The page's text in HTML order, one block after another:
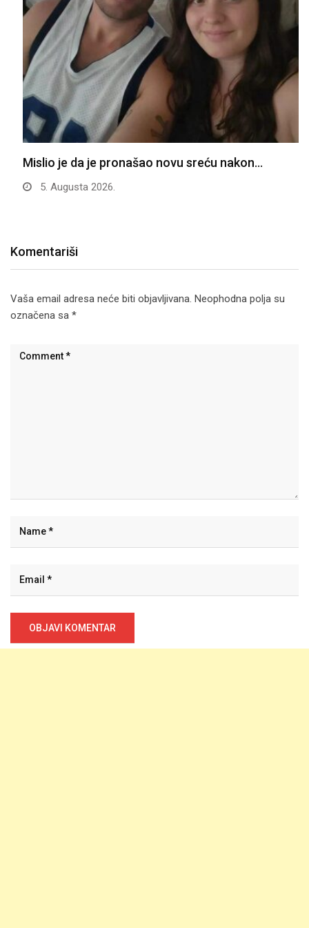
Mislio je da je pronašao novu sreću nakon…
5. Augusta 2026.
Komentariši
Vaša email adresa neće biti objavljivana. Neophodna polja su
označena sa *